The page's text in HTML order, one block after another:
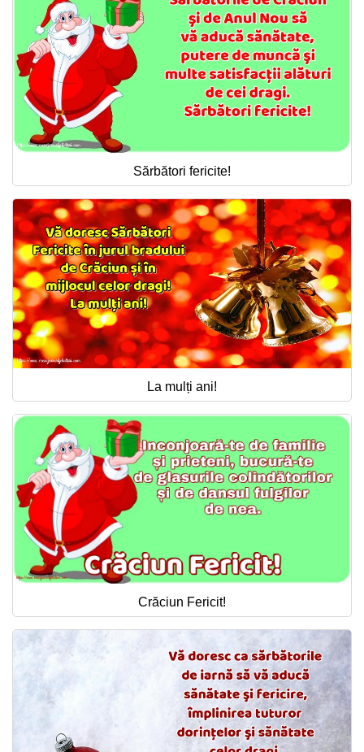
Sărbători fericite!
La mulți ani!
Crăciun Fericit!